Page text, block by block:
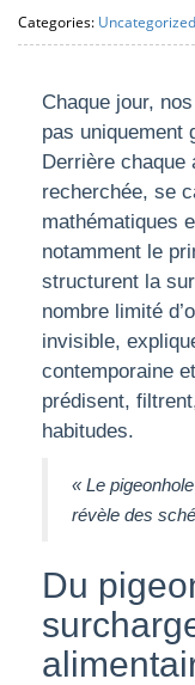
Categories: Uncategorized
Chaque jour,
pas uniquement
Derrière chaque
recherchée, se
mathématiques
notamment le
structurent la
nombre limité
invisible,
contemporaine
prédisent,
habitudes.
« Le
révèle des
Du